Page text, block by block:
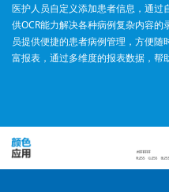
医护人员自定义添加患者信息，通过
供OCR能力解决各种病例复杂内容
员提供便捷的患者病例管理，方便
富报表，通过多维度的报表数据，帮